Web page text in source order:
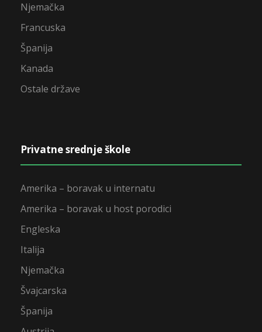
Njemačka
Francuska
Španija
Kanada
Ostale države
Privatne srednje škole
Amerika – boravak u internatu
Amerika – boravak u host porodici
Engleska
Italija
Njemačka
Švajcarska
Španija